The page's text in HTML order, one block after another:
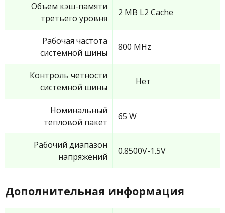
Объем кэш-памяти
третьего уровня
2 MB L2 Cache
Рабочая частота
системной шины
800 MHz
Контроль четности
системной шины
Нет
Номинальный
тепловой пакет
65 W
Рабочий диапазон
напряжений
0.8500V-1.5V
Дополнительная информация